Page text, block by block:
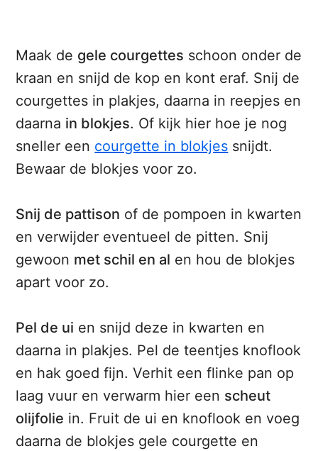
Maak de gele courgettes schoon onder de
kraan en snijd de kop en kont eraf. Snij de
courgettes in plakjes, daarna in reepjes en
daarna in blokjes. Of kijk hier hoe je nog
sneller een courgette in blokjes snijdt.
Bewaar de blokjes voor zo.
Snij de pattison of de pompoen in kwarten
en verwijder eventueel de pitten. Snij
gewoon met schil en al en hou de blokjes
apart voor zo.
Pel de ui en snijd deze in kwarten en
daarna in plakjes. Pel de teentjes knoflook
en hak goed fijn. Verhit een flinke pan op
laag vuur en verwarm hier een scheut
olijfolie in. Fruit de ui en knoflook en voeg
daarna de blokjes gele courgette en